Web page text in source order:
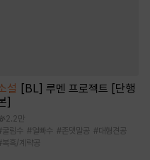
설 [BL] 루멘 프로젝트 [단행
]
2.2만
굴림수 #얼빠수 #존댓말공 #대형견공
복흑/계략공